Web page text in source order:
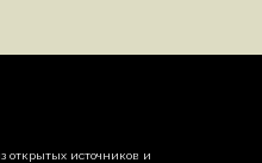
источников и